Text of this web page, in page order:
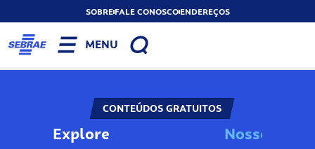
SOBREFALE CONOSCOENDEREÇOS
MENU
CONTEÚDOS GRATUITOS
Explore Nos